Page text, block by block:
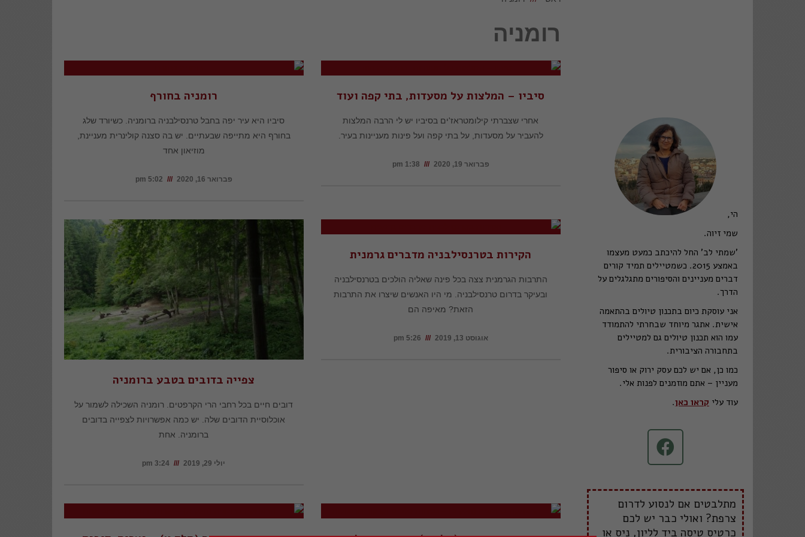
רומניה
סיביו – המלצות על מסעדות, בתי קפה ועוד
אחרי שצברתי קילומטראז'ים בסיביו יש לי הרבה המלצות
להעביר על מסעדות, על בתי קפה ועל פינות מעניינות בעיר.
פברואר 19, 2020 1:38 pm
רומניה בחורף
סיביו היא עיר יפה בחבל טרנסילבניה ברומניה. כשיורד שלג
בחורף היא מתייפה שבעתיים. יש בה סצנה קולינרית מעניינת,
מוזיאון אחד
פברואר 16, 2020 5:02 pm
הקירות בטרנסילבניה מדברים גרמנית
התרבות הגרמנית צצה בכל פינה שאליה הולכים בטרנסילבניה
ובעיקר בדרום טרנסילבניה. מי היו האנשים שיצרו את התרבות
הזאת? מאיפה הם
אוגוסט 13, 2019 5:26 pm
צפייה בדובים בטבע ברומניה
דובים חיים בכל רחבי הרי הקרפטים. רומניה השכילה לשמור על
אוכלוסיית הדובים שלה. יש כמה אפשרויות לצפייה בדובים
ברומניה. אחת
יולי 29, 2019 3:24 pm
הי,
שמי זיוה.
'שמתי לב' החל להיכתב כמעט מעצמו
באמצע 2015. כשמטיילים תמיד קורים
דברים מעניינים והסיפורים מתגלגלים על
הדרך.
אני עוסקת כיום בתכנון טיולים בהתאמה
אישית. אתגר מיוחד שבחרתי להתמודד
עמו הוא תכנון טיולים גם למטיילים
בתחבורה הציבורית.
כמו כן, אם יש לכם עסק ירוק או סיפור
מעניין – אתם מוזמנים לפנות אלי.
עוד עלי קראו כאן.
מתלבטים אם לנסוע לדרום
צרפת? ואולי כבר יש לכם
כרטיס טיסה ביד לליון, ניס או